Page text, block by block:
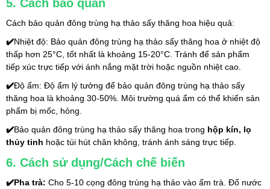
5. Cách bảo quản
Cách bảo quản đông trùng hạ thảo sấy thăng hoa hiệu quả:
✔️Nhiệt độ: Bảo quản đông trùng hạ thảo sấy thăng hoa ở nhiệt độ
thấp hơn 25°C, tốt nhất là khoảng 15-20°C. Tránh để sản phẩm
tiếp xúc trực tiếp với ánh nắng mặt trời hoặc nguồn nhiệt cao.
✔️Độ ẩm: Độ ẩm lý tưởng để bảo quản đông trùng hạ thảo sấy
thăng hoa là khoảng 30-50%. Môi trường quá ẩm có thể khiến sản
phẩm bị mốc, hỏng.
✔️Bảo quản đông trùng hạ thảo sấy thăng hoa trong hộp kín, lọ
thủy tinh hoặc túi hút chân không, tránh ánh sáng trực tiếp.
6. Cách sử dụng/Cách chế biến
✔️Pha trà: Cho 5-10 cọng đông trùng hạ thảo vào ấm trà. Đổ nước